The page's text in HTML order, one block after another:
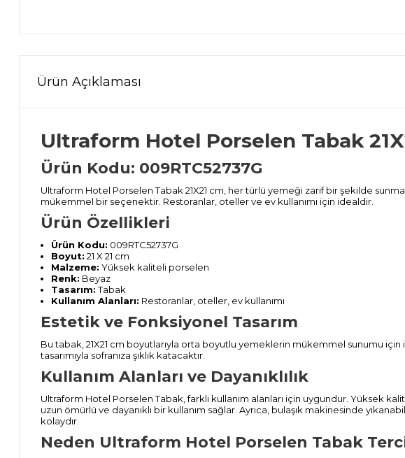
Ürün Açıklaması
Ultraform Hotel Porselen Tabak
Ürün Kodu: 009RTC52737G
Ultraform Hotel Porselen Tabak 21X21 cm, her türlü yemeği zarif bir şekilde
mükemmel bir seçenektir. Restoranlar, oteller ve ev kullanımı için idealdir.
Ürün Özellikleri
Ürün Kodu: 009RTC52737G
Boyut: 21 X 21 cm
Malzeme: Yüksek kaliteli porselen
Renk: Beyaz
Tasarım:Tabak
Kullanım Alanları: Restoranlar, oteller, ev kullanımı
Estetik ve Fonksiyonel Tasarım
Bu tabak, 21X21 cm boyutlarıyla orta boyutlu yemeklerin mükemmel sunumu için
tasarımıyla sofranıza şıklık katacaktır.
Kullanım Alanları ve Dayanıklılık
Ultraform Hotel Porselen Tabak, farklı kullanım alanları için uygundur. Yüksek
uzun ömürlü ve dayanıklı bir kullanım sağlar. Ayrıca, bulaşık makinesinde
kolaydır.
Neden Ultraform Hotel Porselen Tabak